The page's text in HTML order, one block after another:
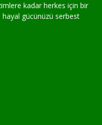
kadar herkes için bir
hayal gücünüzü serbest